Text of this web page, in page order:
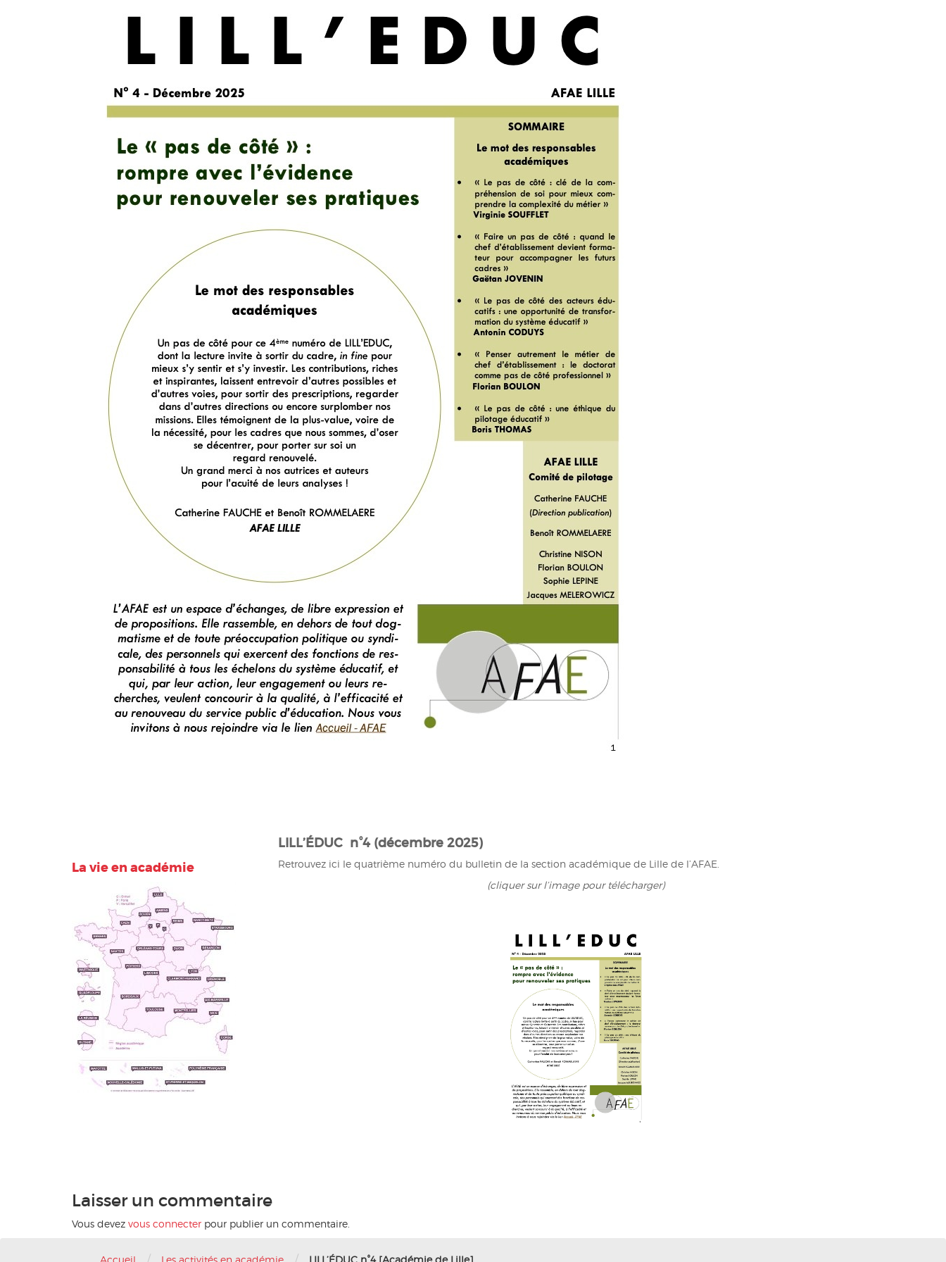
La vie en académie
LILL’ÉDUC n°4 (décembre 2025)
Retrouvez ici le quatrième numéro du bulletin de la section académique de Lille de l’AFAE.
(cliquer sur l’image pour télécharger)
Laisser un commentaire
Vous devez vous connecter pour publier un commentaire.
Accueil Les activités en académie LILL’ÉDUC n°4 [Académie de Lille]